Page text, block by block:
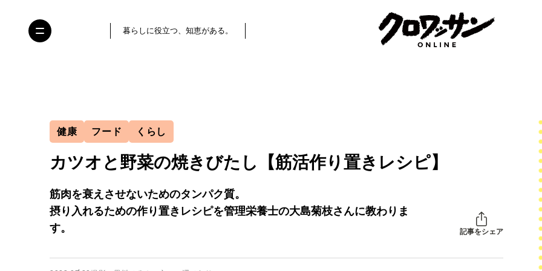
暮らしに役立つ、知恵がある。
健康 フード くらし
カツオと野菜の焼きびたし【筋活作り置きレシピ】
筋肉を衰えさせないためのタンパク質。
摂り入れるための作り置きレシピを管理栄養士の大島菊枝さんに教わりま
す。
記事をシェア